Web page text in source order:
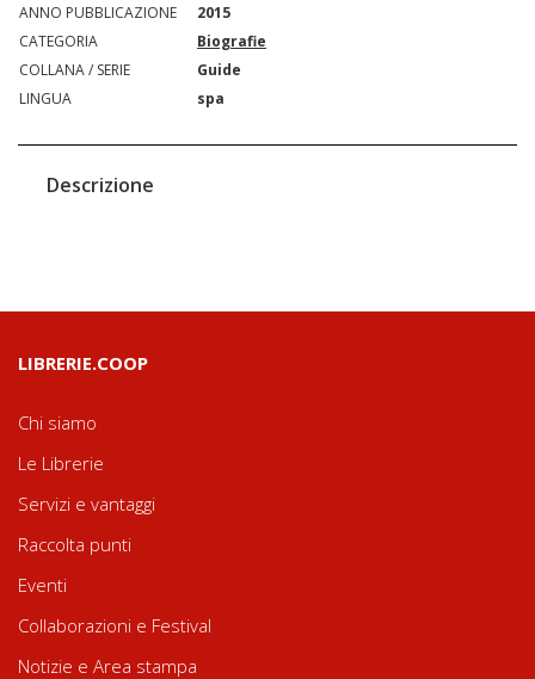
ANNO PUBBLICAZIONE
2015
CATEGORIA
Biografie
COLLANA / SERIE
Guide
LINGUA
spa
Descrizione
LIBRERIE.COOP
Chi siamo
Le Librerie
Servizi e vantaggi
Raccolta punti
Eventi
Collaborazioni e Festival
Notizie e Area stampa